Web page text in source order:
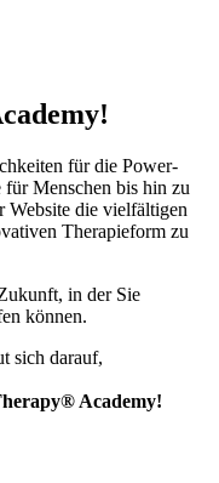
für die Power-
Menschen bis hin zu
Website die vielfältigen
Therapieform zu
in der Sie
können.
sich darauf,
Academy!